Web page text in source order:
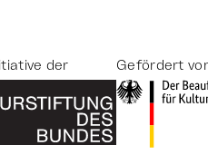
der Gefördert